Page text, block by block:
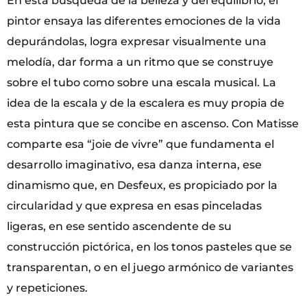
pintor ensaya las diferentes emociones de la vida
depurándolas, logra expresar visualmente una
melodía, dar forma a un ritmo que se construye
sobre el tubo como sobre una escala musical. La
idea de la escala y de la escalera es muy propia de
esta pintura que se concibe en ascenso. Con Matisse
comparte esa “joie de vivre” que fundamenta el
desarrollo imaginativo, esa danza interna, ese
dinamismo que, en Desfeux, es propiciado por la
circularidad y que expresa en esas pinceladas
ligeras, en ese sentido ascendente de su
construcción pictórica, en los tonos pasteles que se
transparentan, o en el juego armónico de variantes
y repeticiones.